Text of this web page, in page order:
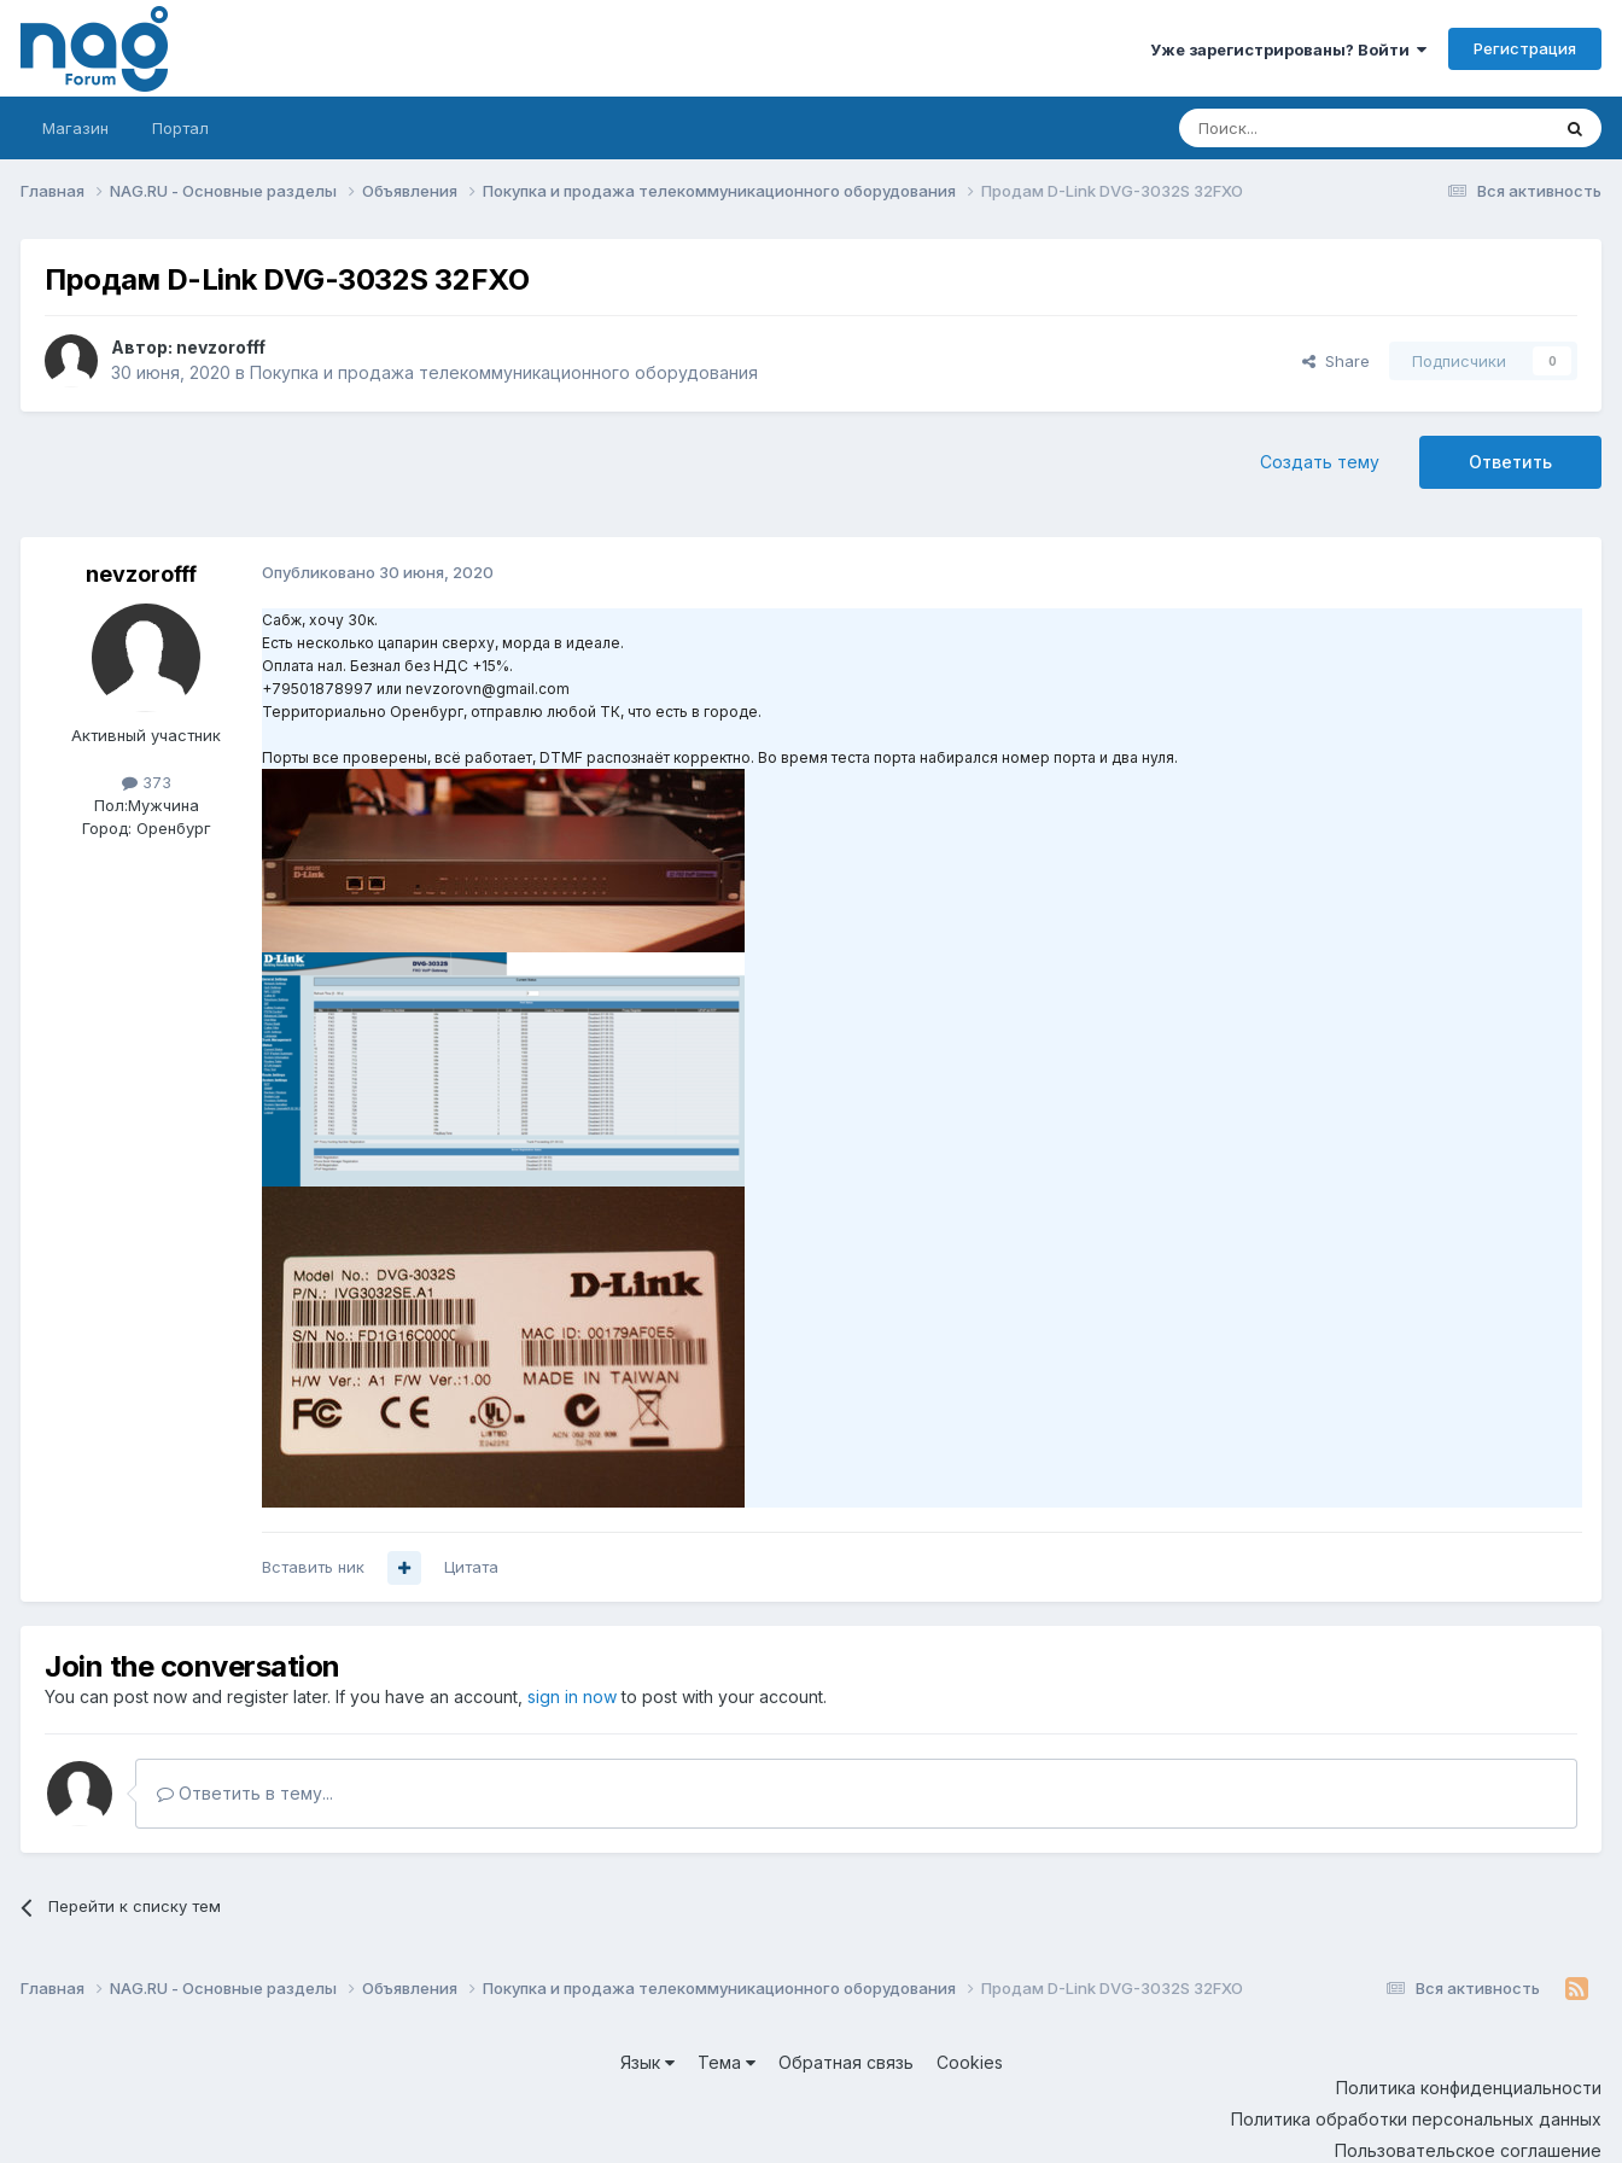
Уже зарегистрированы? Войти Регистрация
Магазин Портал
Вся активность
Главная NAG.RU - Основные разделы Объявления Покупка и продажа телекоммуникационного оборудования Продам D-Link DVG-3032S 32FXO
Продам D-Link DVG-3032S 32FXO
Автор: nevzorofff
30 июня, 2020 в Покупка и продажа телекоммуникационного оборудования
Share Подписчики 0
Ответить
Создать тему
nevzorofff
Активный участник
373
Пол:Мужчина
Город: Оренбург
Опубликовано 30 июня, 2020
Сабж, хочу 30к.
Есть несколько цапарин сверху, морда в идеале.
Оплата нал. Безнал без НДС +15%.
+79501878997 или nevzorovn@gmail.com
Территориально Оренбург, отправлю любой ТК, что есть в городе.
Порты все проверены, всё работает, DTMF распознаёт корректно. Во время теста порта набирался номер порта и два нуля.
Вставить ник Цитата
Join the conversation
You can post now and register later. If you have an account, sign in nowto post with your account.
Ответить в тему...
Перейти к списку тем
Вся активность
Главная NAG.RU - Основные разделы Объявления Покупка и продажа телекоммуникационного оборудования Продам D-Link DVG-3032S 32FXO
Язык Тема Обратная связь
Cookies
Политика конфиденциальности
Политика обработки персональных данных
Пользовательское соглашение